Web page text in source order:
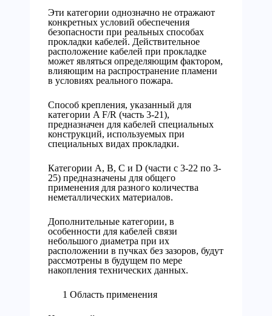
Эти категории однозначно не отражают
конкретных условий обеспечения
безопасности при реальных способах
прокладки кабелей. Действительное
расположение кабелей при прокладке
может являться определяющим фактором,
влияющим на распространение пламени
в условиях реального пожара.
Способ крепления, указанный для
категории A F/R (часть 3-21),
предназначен для кабелей специальных
конструкций, используемых при
специальных видах прокладки.
Категории А, В, С и D (части с 3-22 по 3-
25) предназначены для общего
применения для разного количества
неметаллических материалов.
Дополнительные категории, в
особенности для кабелей связи
небольшого диаметра при их
расположении в пучках без зазоров, будут
рассмотрены в будущем по мере
накопления технических данных.
1 Область применения